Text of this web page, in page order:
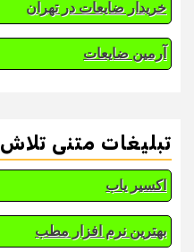
خریدار ضایعات در تهران
آرمین ضایعات
تبلیغات متنی تلاش
اکسیر یاب
بهترین نرم افزار مطب